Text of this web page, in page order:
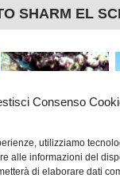
Consenso
utilizziamo
alle informazioni del
di elaborare dati
SHARM EL
ROTOCALCO DI UN